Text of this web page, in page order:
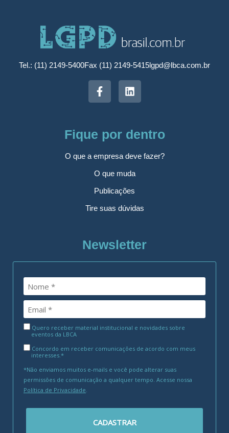
Tel.: (11) 2149-5400Fax (11) 2149-5415lgpd@lbca.com.br
Fique por dentro
O que a empresa deve fazer?
O que muda
Publicações
Tire suas dúvidas
Newsletter
Quero receber material institucional e novidades sobre
eventos da LBCA
Concordo em receber comunicações de acordo com meus
interesses.*
*Não enviamos muitos e-mails e você pode alterar suas
permissões de comunicação a qualquer tempo. Acesse nossa
Política de Privacidade
CADASTRAR